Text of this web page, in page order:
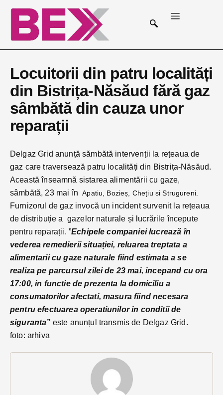
Locuitorii din patru localități
din Bistrița-Năsăud fără gaz
sâmbătă din cauza unor
reparații
Delgaz Grid anunță sămbătă intervenții la rețeaua de
gaz care traversează patru localități din Bistrița-Năsăud.
Această înseamnă sistarea alimentării cu gaze,
sâmbătă, 23 mai în Apatiu, Bozieș, Chețiu si Strugureni.
Furnizorul de gaz invocă un incident survenit la rețeaua
de distribuție a gazelor naturale și lucrările începute
pentru reparații. ”Echipele companiei lucrează în
vederea remedierii situației, reluarea treptata a
alimentarii cu gaze naturale fiind estimata a se
realiza pe parcursul zilei de 23 mai, incepand cu ora
17:00, in functie de prezenta la domiciliu a
consumatorilor afectati, masura fiind necesara
pentru efectuarea operatiunilor in conditii de
siguranta” este anunțul transmis de Delgaz Grid.
foto: arhiva